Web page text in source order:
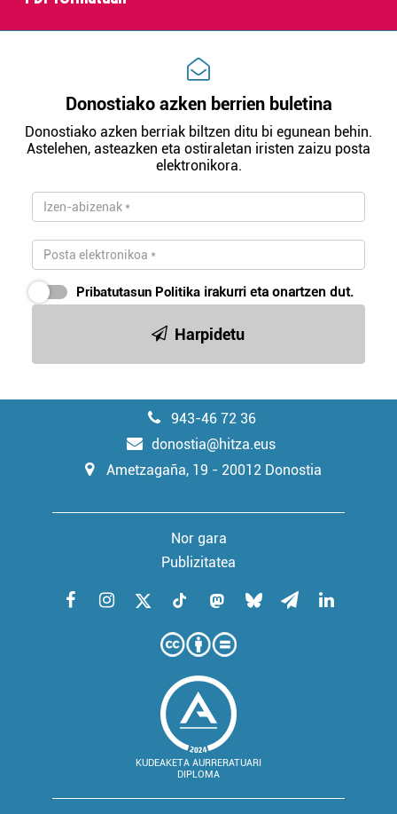
Donostiako azken berrien buletina
Donostiako azken berriak biltzen ditu bi egunean behin.
Astelehen, asteazken eta ostiraletan iristen zaizu posta
elektronikora.
Pribatutasun Politika irakurri eta onartzen dut.
Harpidetu
943-46 72 36
donostia@hitza.eus
Ametzagaña, 19 - 20012 Donostia
Nor gara
Publizitatea
KUDEAKETA AURRERATUARI
DIPLOMA